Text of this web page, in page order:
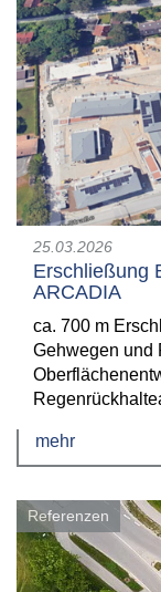
25.03.2026
Erschließung
ARCADIA
ca. 700 m
Gehwegen und
mehr
Referenzen